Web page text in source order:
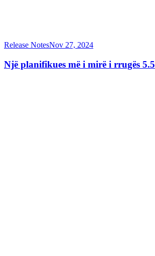
Release NotesNov 27, 2024
Një planifikues më i mirë i rrugës 5.5